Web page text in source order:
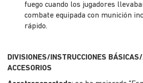
fuego cuando los jugadores
combate equipada con munición
rápido.
DIVISIONES/INSTRUCCIONES
ACCESORIOS